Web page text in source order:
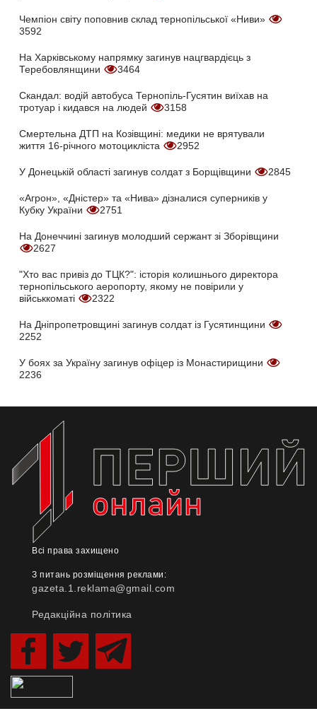
Чемпіон світу поповнив склад тернопільської «Ниви»
3592
На Харківському напрямку загинув нацгвардієць з
Теребовлянщини
3464
Скандал: водій автобуса Тернопіль-Гусятин виїхав на
тротуар і кидався на людей
3158
Смертельна ДТП на Козівщині: медики не врятували
життя 16-річного мотоцикліста
2952
У Донецькій області загинув солдат з Борщівщини 2845
«Агрон», «Дністер» та «Нива» дізналися суперників у
Кубку України
2751
На Донеччині загинув молодший сержант зі Зборівщини
2627
"Хто вас привіз до ТЦК?": історія колишнього директора
тернопільського аеропорту, якому не повірили у
військкоматі
2322
На Дніпропетровщині загинув солдат із Гусятинщини
2252
У боях за Україну загинув офіцер із Монастирищини
2236
Всі права захищено
З питань розміщення реклами:
gazeta.1.reklama@gmail.com
Редакційна політика